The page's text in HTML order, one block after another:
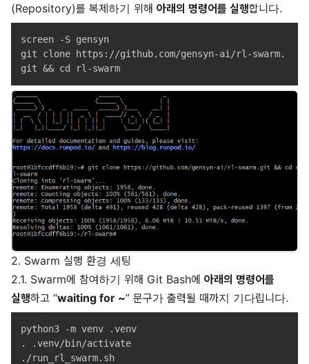
(Repository)를 복제하기 위해 아래의 명령어를 실행합니다.
screen -S gensyn
git clone https://github.com/gensyn-ai/rl-swarm.
2. Swarm 실행 환경 세팅
2.1. Swarm에 참여하기 위해 Git Bash에 아래의 명령어를
실행하고 “waiting for ~” 문구가 출력될 때까지 기다립니다.
python3 -m venv .venv
. .venv/bin/activate